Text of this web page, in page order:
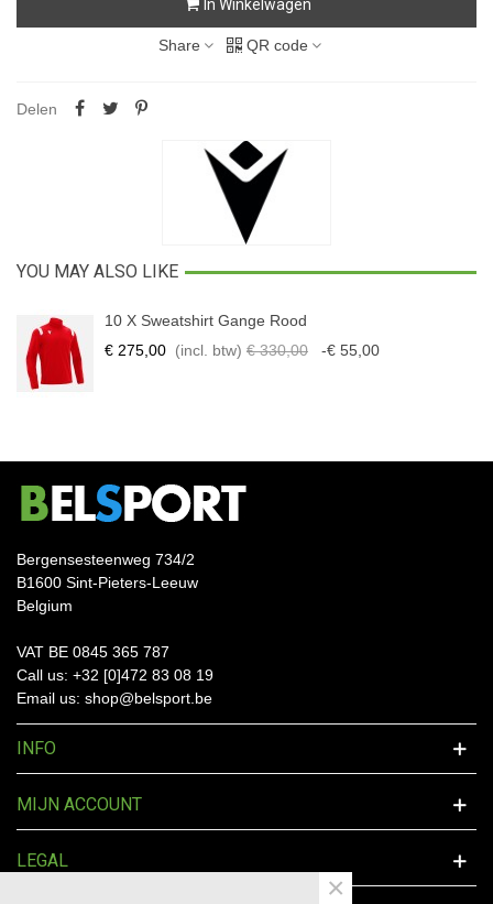
In Winkelwagen
Share QR code
Delen
YOU MAY ALSO LIKE
10 X Sweatshirt Gange Rood
€ 275,00 (incl. btw) € 330,00 -€ 55,00
Bergensesteenweg 734/2
B1600 Sint-Pieters-Leeuw
Belgium
VAT BE 0845 365 787
Call us: +32 [0]472 83 08 19
Email us: shop@belsport.be
INFO
MIJN ACCOUNT
LEGAL
×